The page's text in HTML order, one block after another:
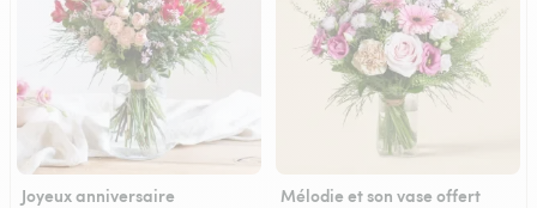
Joyeux anniversaire Mélodie et son vase offert